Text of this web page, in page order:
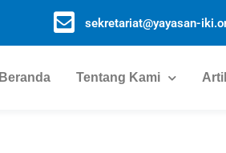
sekretariat@yayasan-
Beranda Tentang Kami